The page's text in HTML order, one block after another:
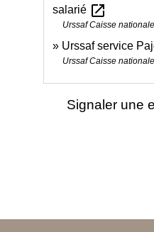
salarié open_in_new
Urssaf Caisse
Urssaf service
Urssaf Caisse
Signaler une